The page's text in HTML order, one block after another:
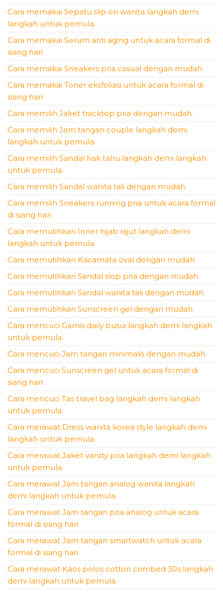
Cara memakai Sepatu slip on wanita langkah demi
langkah untuk pemula.
Cara memakai Serum anti aging untuk acara formal di
siang hari
Cara memakai Sneakers pria casual dengan mudah.
Cara memakai Toner eksfoliasi untuk acara formal di
siang hari
Cara memilih Jaket tracktop pria dengan mudah.
Cara memilih Jam tangan couple langkah demi
langkah untuk pemula.
Cara memilih Sandal hak tahu langkah demi langkah
untuk pemula.
Cara memilih Sandal wanita tali dengan mudah.
Cara memilih Sneakers running pria untuk acara formal
di siang hari
Cara memutihkan Inner hijab rajut langkah demi
langkah untuk pemula.
Cara memutihkan Kacamata oval dengan mudah.
Cara memutihkan Sandal slop pria dengan mudah.
Cara memutihkan Sandal wanita tali dengan mudah.
Cara memutihkan Sunscreen gel dengan mudah.
Cara mencuci Gamis daily busui langkah demi langkah
untuk pemula.
Cara mencuci Jam tangan minimalis dengan mudah.
Cara mencuci Sunscreen gel untuk acara formal di
siang hari
Cara mencuci Tas travel bag langkah demi langkah
untuk pemula.
Cara merawat Dress wanita korea style langkah demi
langkah untuk pemula.
Cara merawat Jaket varsity pria langkah demi langkah
untuk pemula.
Cara merawat Jam tangan analog wanita langkah
demi langkah untuk pemula.
Cara merawat Jam tangan pria analog untuk acara
formal di siang hari
Cara merawat Jam tangan smartwatch untuk acara
formal di siang hari
Cara merawat Kaos polos cotton combed 30s langkah
demi langkah untuk pemula.